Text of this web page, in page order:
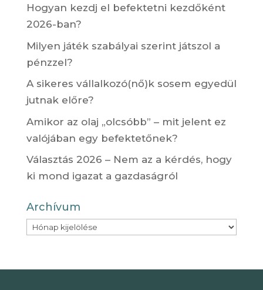
Hogyan kezdj el befektetni kezdőként
2026-ban?
Milyen játék szabályai szerint játszol a
pénzzel?
A sikeres vállalkozó(nő)k sosem egyedül
jutnak előre?
Amikor az olaj „olcsóbb” – mit jelent ez
valójában egy befektetőnek?
Választás 2026 – Nem az a kérdés, hogy
ki mond igazat a gazdaságról
Archívum
Archívum